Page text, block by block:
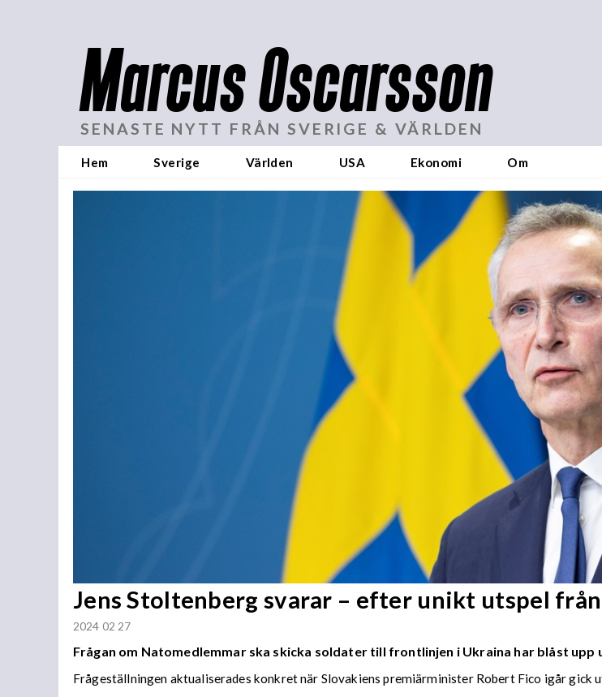
Marcus Oscarsson
SENASTE NYTT FRÅN SVERIGE & VÄRLDEN
Hem Sverige Världen USA Ekonomi Om
Jens Stoltenberg svarar – efter unikt utspel
2024 02 27
Frågan om Natomedlemmar ska skicka soldater till frontlinjen i Ukraina har blåst upp
Frågeställningen aktualiserades konkret när Slovakiens premiärminister Robert Fico igår gick